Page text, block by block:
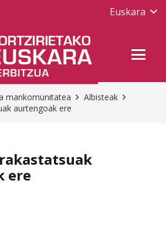
Euskara
mankomunitatea
Albisteak
aurtengoak ere
ere